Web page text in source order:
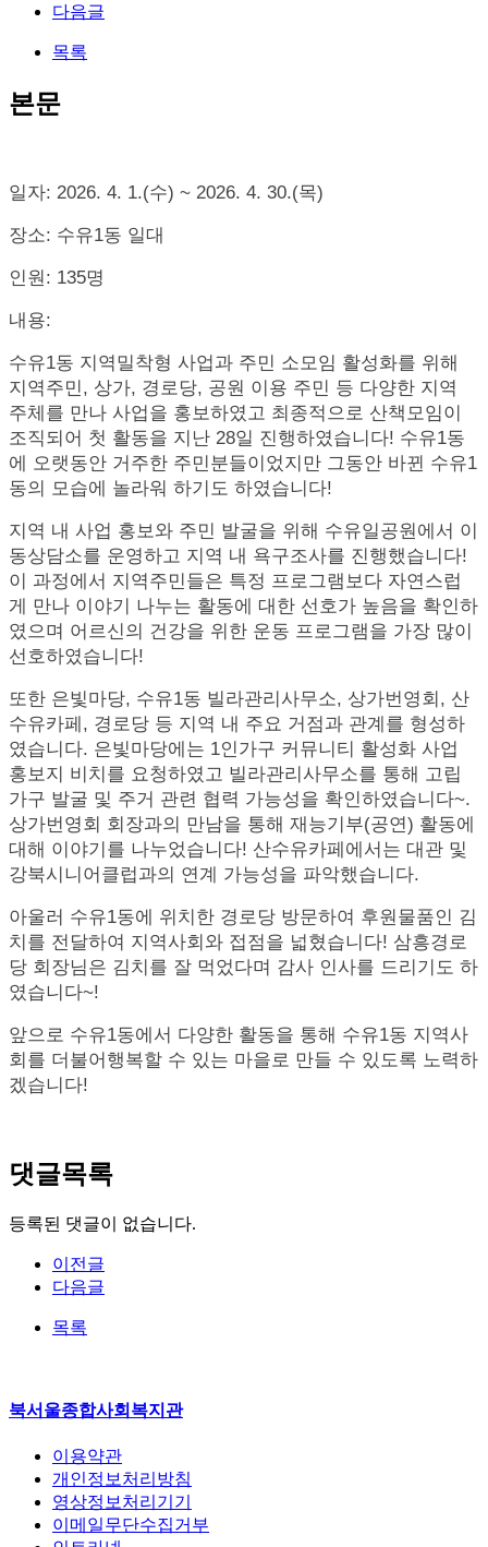
다음글
목록
본문
일자: 2026. 4. 1.(수) ~ 2026. 4. 30.(목)
장소: 수유1동 일대
인원 : 135명
내용:
수유1동 지역밀착형 사업과 주민 소모임 활성화를 위해
지역주민, 상가, 경로당, 공원 이용 주민 등 다양한 지역
주체를 만나 사업을 홍보하였고 최종적으로 산책모임이
조직되어 첫 활동을 지난 28일 진행하였습니다! 수유1동
에 오랫동안 거주한 주민분들이었지만 그동안 바뀐 수유1
동의 모습에 놀라워 하기도 하였습니다!
지역 내 사업 홍보와 주민 발굴을 위해 수유일공원에서 이
동상담소를 운영하고 지역 내 욕구조사를 진행했습니다!
이 과정에서 지역주민들은 특정 프로그램보다 자연스럽
게 만나 이야기 나누는 활동에 대한 선호가 높음을 확인하
였으며 어르신의 건강을 위한 운동 프로그램을 가장 많이
선호하였습니다!
또한 은빛마당, 수유1동 빌라관리사무소, 상가번영회 , 산
수유카페 , 경로당 등 지역 내 주요 거점과 관계를 형성하
였습니다. 은빛마당에는 1인가구 커뮤니티 활성화 사업
홍보지 비치를 요청하였고 빌라관리사무소를 통해 고립
가구 발굴 및 주거 관련 협력 가능성을 확인하였습니다~.
상가번영회 회장과의 만남을 통해 재능기부(공연) 활동에
대해 이야기를 나누었습니다! 산수유카페에서는 대관 및
강북시니어클럽과의 연계 가능성을 파악했습니다.
아울러 수유1동에 위치한 경로당 방문하여 후원물품인 김
치를 전달하여 지역사회와 접점을 넓혔습니다! 삼흥경로
당 회장님은 김치를 잘 먹었다며 감사 인사를 드리기도 하
였습니다~!
앞으로 수유1동에서 다양한 활동을 통해 수유1동 지역사
회를 더불어행복할 수 있는 마을로 만들 수 있도록 노력하
겠습니다!
댓글목록
등록된 댓글이 없습니다.
이전글
다음글
목록
북서울종합사회복지관
이용약관
개인정보처리방침
영상정보처리기기
이메일무단수집거부